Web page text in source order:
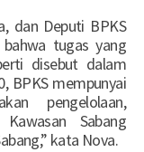
dan Deputi BPKS
tugas yang
disebut dalam
BPKS mempunyai
pengelolaan,
Sabang
kata Nova.